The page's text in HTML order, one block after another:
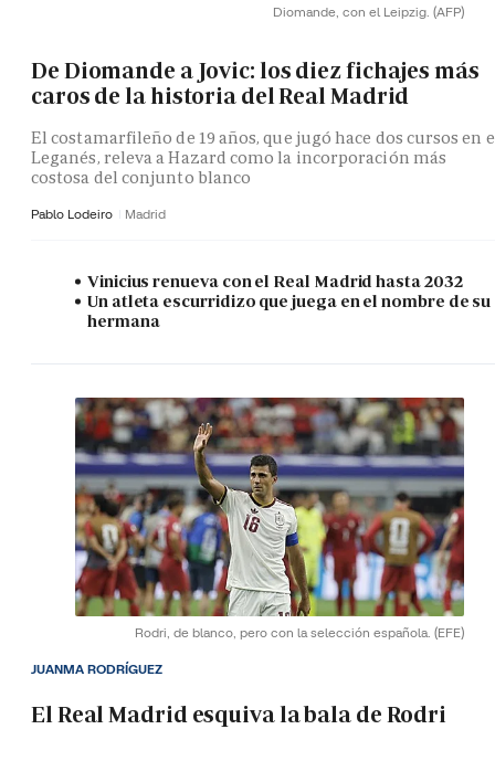
Diomande, con el Leipzig. (AFP)
De Diomande a Jovic: los diez fichajes más
caros de la historia del Real Madrid
El costamarfileño de 19 años, que jugó hace dos cursos en
Leganés, releva a Hazard como la incorporación más
costosa del conjunto blanco
Pablo Lodeiro Madrid
Vinicius renueva con el Real Madrid hasta 2032
Un atleta escurridizo que juega en el nombre de su
hermana
Rodri, de blanco, pero con la selección española. (EFE)
El Real Madrid esquiva la bala de Rodri
JUANMA RODRÍGUEZ